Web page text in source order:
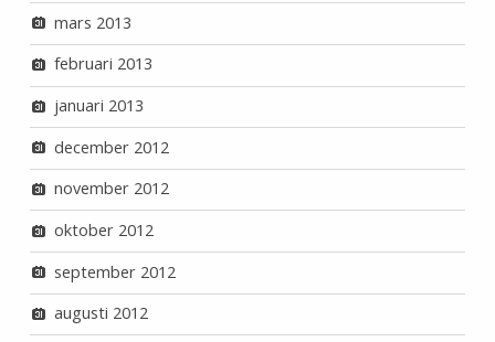
mars 2013
februari 2013
januari 2013
december 2012
november 2012
oktober 2012
september 2012
augusti 2012